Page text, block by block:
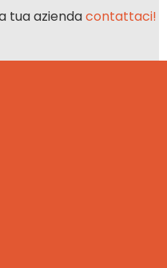
tua aziendacontattaci!